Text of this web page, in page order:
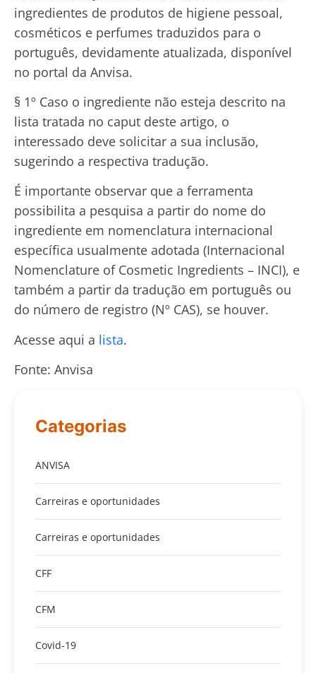
ingredientes de produtos de higiene pessoal,
cosméticos e perfumes traduzidos para o
português, devidamente atualizada, disponível
no portal da Anvisa.
§ 1º Caso o ingrediente não esteja descrito na
lista tratada no caput deste artigo, o
interessado deve solicitar a sua inclusão,
sugerindo a respectiva tradução.
É importante observar que a ferramenta
possibilita a pesquisa a partir do nome do
ingrediente em nomenclatura internacional
específica usualmente adotada (Internacional
Nomenclature of Cosmetic Ingredients – INCI), e
também a partir da tradução em português ou
do número de registro (Nº CAS), se houver.
Acesse aqui a lista.
Fonte: Anvisa
Categorias
ANVISA
Carreiras e oportunidades
Carreiras e oportunidades
CFF
CFM
Covid-19